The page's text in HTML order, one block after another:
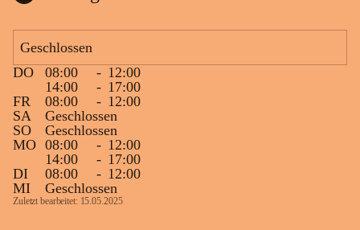
Geschlossen
DO
08:00 - 12:00
14:00
- 17:00
FR
08:00 - 12:00
SA
Geschlossen
SO
Geschlossen
MO 08:00 - 12:00
14:00
- 17:00
DI
08:00 - 12:00
MI
Geschlossen
Zuletzt bearbeitet: 15.05.2025